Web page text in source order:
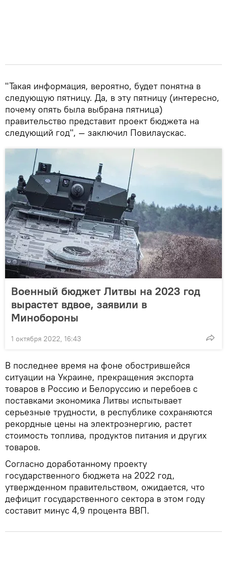
"Такая информация, вероятно, будет понятна в
следующую пятницу. Да, в эту пятницу (интересно,
почему опять была выбрана пятница)
правительство представит проект бюджета на
следующий год", — заключил Повилаускас.
Военный бюджет Литвы на 2023 год
вырастет вдвое, заявили в
Минобороны
1 октября 2022, 16:43
В последнее время на фоне обострившейся
ситуации на Украине, прекращения экспорта
товаров в Россию и Белоруссию и перебоев с
поставками экономика Литвы испытывает
серьезные трудности, в республике сохраняются
рекордные цены на электроэнергию, растет
стоимость топлива, продуктов питания и других
товаров.
Согласно доработанному проекту
государственного бюджета на 2022 год,
утвержденном правительством, ожидается, что
дефицит государственного сектора в этом году
составит минус 4,9 процента ВВП.